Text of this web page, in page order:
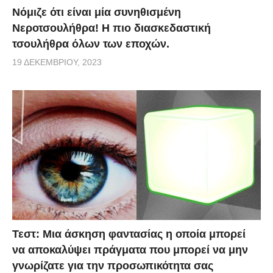
Νόμιζε ότι είναι μία συνηθισμένη
Νεροτσουλήθρα! Η πιο διασκεδαστική
τσουλήθρα όλων των εποχών.
19 ΔΕΚΕΜΒΡΊΟΥ, 2023
Τεστ: Μια άσκηση φαντασίας η οποία μπορεί
να αποκαλύψει πράγματα που μπορεί να μην
γνωρίζατε για την προσωπικότητα σας